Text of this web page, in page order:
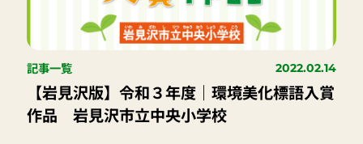
記事一覧 2022.02.14
【岩見沢版】令和３年度｜環境美化標語入賞
作品 岩見沢市立中央小学校